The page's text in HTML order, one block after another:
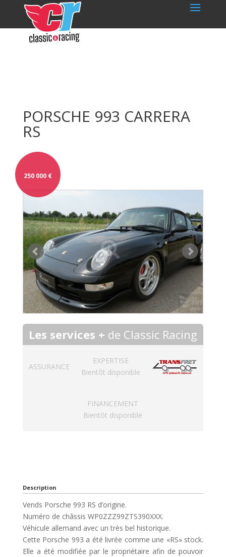
PORSCHE 993 CARRERA
RS
250 000€
Les services + de Classic Racing
ASSURANCE
EXPERTISE
Bientôt disponible
FINANCEMENT
Bientôt disponible
Description
Vends Porsche 993 RS d’origine.
Numéro de châssis WP0ZZZ99ZTS390XXX.
Véhicule allemand avec un très bel historique.
Cette Porsche 993 a été livrée comme une «RS» stock.
Elle a été modifiée par le propriétaire afin de pouvoir